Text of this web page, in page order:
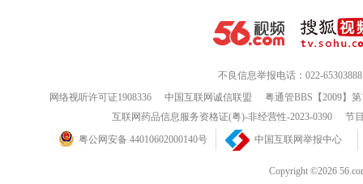
不良信息举报电话：022-65303888
网络视听许可证1908336
中国互联网诚信联盟
粤通管BBS【2009】
互联网药品信息服务资格证(粤)-非经营性-2023-0390
节
粤公网安备 44010602000140号
中国互联网举报中心
Copyright ©2026